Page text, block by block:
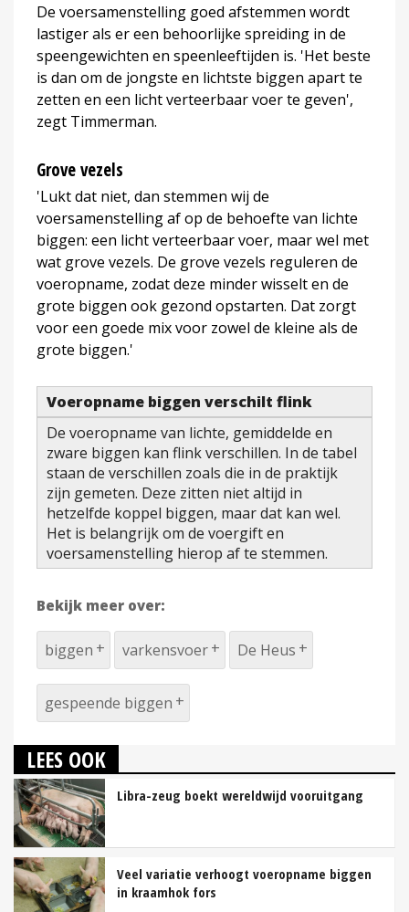
De voersamenstelling goed afstemmen wordt
lastiger als er een behoorlijke spreiding in de
speengewichten en speenleeftijden is. 'Het beste
is dan om de jongste en lichtste biggen apart te
zetten en een licht verteerbaar voer te geven',
zegt Timmerman.
Grove vezels
'Lukt dat niet, dan stemmen wij de
voersamenstelling af op de behoefte van lichte
biggen: een licht verteerbaar voer, maar wel met
wat grove vezels. De grove vezels reguleren de
voeropname, zodat deze minder wisselt en de
grote biggen ook gezond opstarten. Dat zorgt
voor een goede mix voor zowel de kleine als de
grote biggen.'
Voeropname biggen verschilt flink
De voeropname van lichte, gemiddelde en
zware biggen kan flink verschillen. In de tabel
staan de verschillen zoals die in de praktijk
zijn gemeten. Deze zitten niet altijd in
hetzelfde koppel biggen, maar dat kan wel.
Het is belangrijk om de voergift en
voersamenstelling hierop af te stemmen.
Bekijk meer over:
biggen varkensvoer De Heus
gespeende biggen
LEES OOK
Libra-zeug boekt wereldwijd vooruitgang
Veel variatie verhoogt voeropname biggen
in kraamhok fors